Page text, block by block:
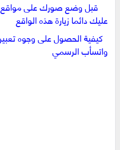
قبل وضع صورك على مواقع
عليك دائما زيارة هذه الواقع
كيفية الحصول على وجوه
واتسأب الرسمي